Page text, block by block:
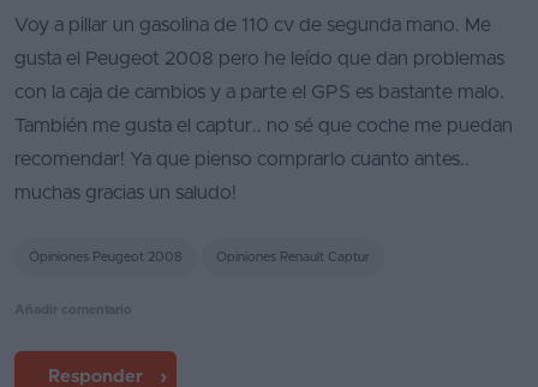
Asistente
Foro
de
opiniones
compra
Comparador
Favoritos
Voy a pillar un gasolina de 110 cv de segunda mano. Me
gusta el Peugeot 2008 pero he leído que dan problemas
con la caja de cambios y a parte el GPS es bastante malo.
También me gusta el captur.. no sé que coche me puedan
recomendar! Ya que pienso comprarlo cuanto antes..
muchas gracias un saludo!
Opiniones Peugeot 2008 Opiniones Renault Captur
Añadir comentario
Responder